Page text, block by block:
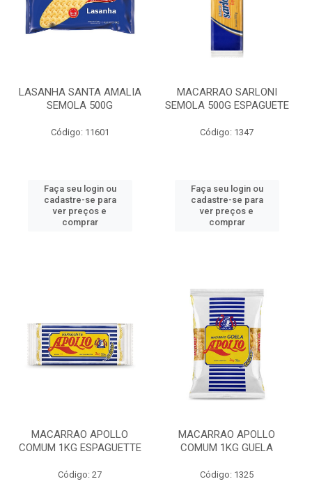
LASANHA SANTA AMALIA
SEMOLA 500G
Código: 11601
Faça seu login ou
cadastre-se para
ver preços e
comprar
MACARRAO SARLONI
SEMOLA 500G ESPAGUETE
Código: 1347
Faça seu login ou
cadastre-se para
ver preços e
comprar
MACARRAO APOLLO
COMUM 1KG ESPAGUETTE
Código: 27
MACARRAO APOLLO
COMUM 1KG GUELA
Código: 1325